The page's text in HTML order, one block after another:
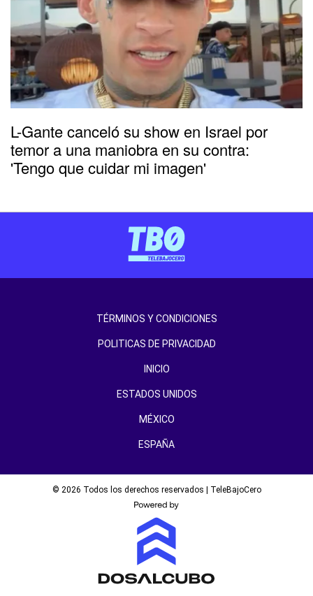
L-Gante canceló su show en Israel por
temor a una maniobra en su contra:
'Tengo que cuidar mi imagen'
TÉRMINOS Y CONDICIONES
POLITICAS DE PRIVACIDAD
INICIO
ESTADOS UNIDOS
MÉXICO
ESPAÑA
© 2026 Todos los derechos reservados | TeleBajoCero